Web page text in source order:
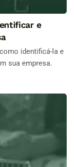
e
identificá-la e
sua empresa.